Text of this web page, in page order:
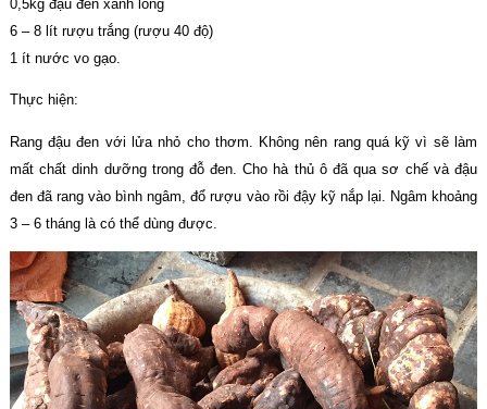
0,5kg đậu đen xanh lòng
6 – 8 lít rượu trắng (rượu 40 độ)
1 ít nước vo gạo.
Thực hiện:
Rang đậu đen với lửa nhỏ cho thơm. Không nên rang quá kỹ vì sẽ làm
mất chất dinh dưỡng trong đỗ đen. Cho hà thủ ô đã qua sơ chế và đậu
đen đã rang vào bình ngâm, đổ rượu vào rồi đậy kỹ nắp lại. Ngâm khoảng
3 – 6 tháng là có thể dùng được.